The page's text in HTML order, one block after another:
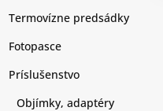
Termovízne predsádky
Fotopasce
Príslušenstvo
Objímky, adaptéry